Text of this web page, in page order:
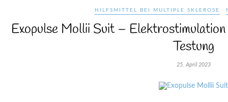
HILFSMITTEL BEI MULTIPLE SKLEROSE
Exopulse Mollii Suit –
Testung
25. April 2023